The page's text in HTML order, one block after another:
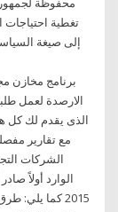
تغطية
إلى صيغة
برنامج مخازن
الارصدة لعمل
مع تقارير
الشركات
الوارد أولاً
2015 كما